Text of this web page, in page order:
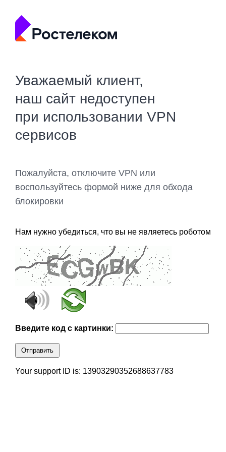
Уважаемый клиент,
наш сайт недоступен
при использовании VPN
сервисов
Пожалуйста, отключите VPN или
воспользуйтесь формой ниже для обхода
блокировки
Нам нужно убедиться, что вы не являетесь роботом
Введите код с картинки:
Отправить
Your support ID is: 13903290352688637783